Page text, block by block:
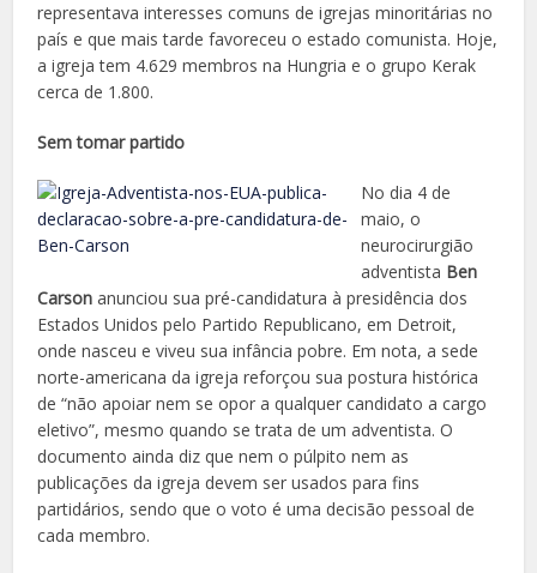
representava interesses comuns de igrejas minoritárias no
país e que mais tarde favoreceu o estado comunista. Hoje,
a igreja tem 4.629 membros na Hungria e o grupo Kerak
cerca de 1.800.
Sem tomar partido
No dia 4 de
maio, o
neurocirurgião
adventista Ben
Carson anunciou sua pré­-candidatura à presidência dos
Estados Unidos pelo Partido Republicano, em Detroit,
onde nasceu e viveu sua infância pobre. Em nota, a sede
norte-americana da igreja reforçou sua postura histórica
de “não apoiar nem se opor a qualquer candidato a cargo
eletivo”, mesmo quando se trata de um adventista. O
documento ainda diz que nem o púlpito nem as
publicações da igreja devem ser usados para fins
partidários, sendo que o voto é uma decisão pessoal de
cada membro.